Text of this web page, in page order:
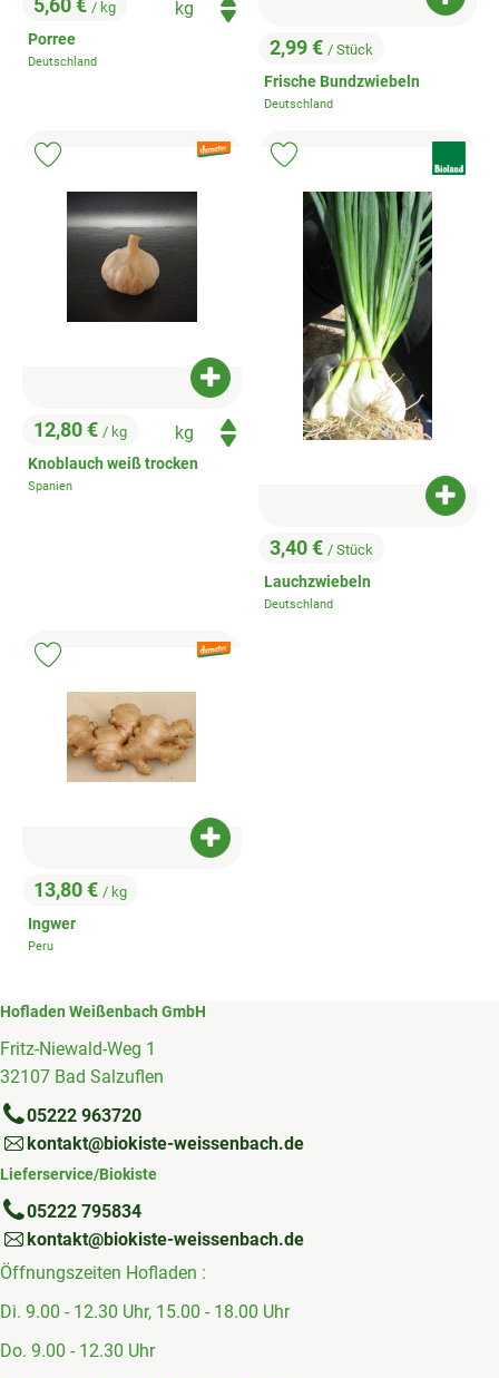
, Preis:
5,60 € / kg
Porree
, Herkunft:
Deutschland , Preis:
2,99 € / Stück
Frische Bundzwiebeln
, Herkunft:
Deutschland
, Preis:
12,80 € / kg
Knoblauch weiß trocken
, Herkunft:
Spanien
Produkt zum Warenkorb hinzufügen
, Verband:
Produkt zu Favouriten hinzufügen
, Preis:
3,40 € / Stück
Lauchzwiebeln
, Herkunft:
Deutschland
Produkt zu Favouriten hinzufügen
, Preis:
13,80 € / kg
Ingwer
, Herkunft:
Peru
Produkt zum Warenkorb hinzufügen
, Verband:
Produkt zu Favouriten hinzufügen
Hofladen Weißenbach GmbH
Fritz-Niewald-Weg 1
32107 Bad Salzuflen
05222 963720
kontakt@biokiste-weissenbach.de
Lieferservice/Biokiste
05222 795834
kontakt@biokiste-weissenbach.de
Öffnungszeiten Hofladen :
Di. 9.00 - 12.30 Uhr, 15.00 - 18.00 Uhr
Do. 9.00 - 12.30 Uhr